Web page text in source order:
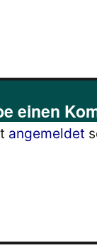
einen
angemeldet